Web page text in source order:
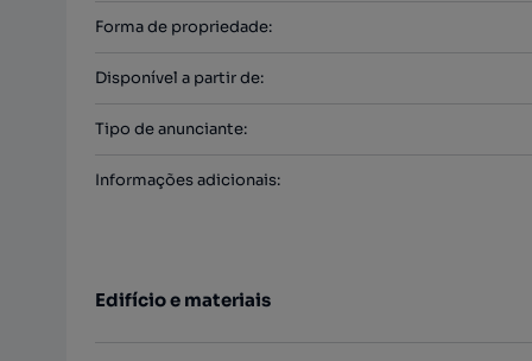
Forma de propriedade:
Disponível a partir de:
Tipo de anunciante:
Informações adicionais:
Edifício e materiais